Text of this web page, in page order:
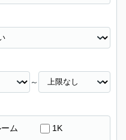
～
ム 1K